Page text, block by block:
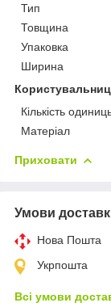
Тип
Товщина
Упаковка
Ширина
Кількість
Матеріал
Приховати
Умови
Нова Пошта
Укрпошта
Всі умови